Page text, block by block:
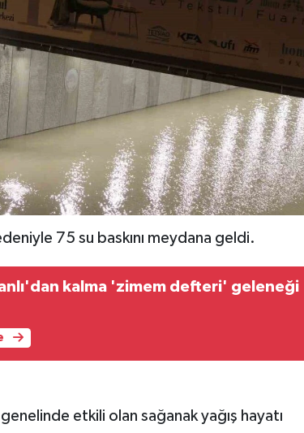
75 su baskını meydana geldi.
kalma 'zimem defteri' geleneği
etkili olan sağanak yağış hayatı